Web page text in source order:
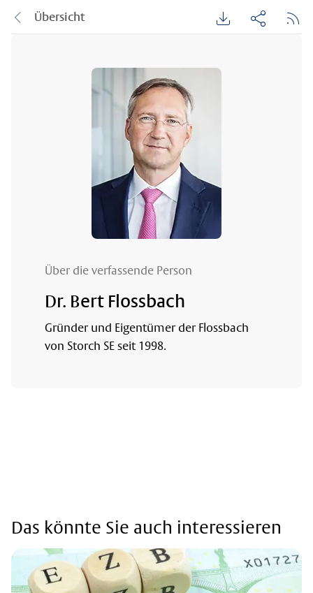
Übersicht
Über die verfassende Person
Dr. Bert Flossbach
Gründer und Eigentümer der Flossbach
von Storch SE seit 1998.
Das könnte Sie auch interessieren